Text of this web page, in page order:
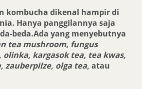
kombucha dikenal hampir di
Hanya panggilannya saja
beda.Ada yang menyebutnya
tea mushroom, fungus
olinka, kargasok tea, tea kwas,
zauberpilze, olga tea, atau